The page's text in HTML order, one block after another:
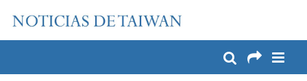
Pase a contenido principal